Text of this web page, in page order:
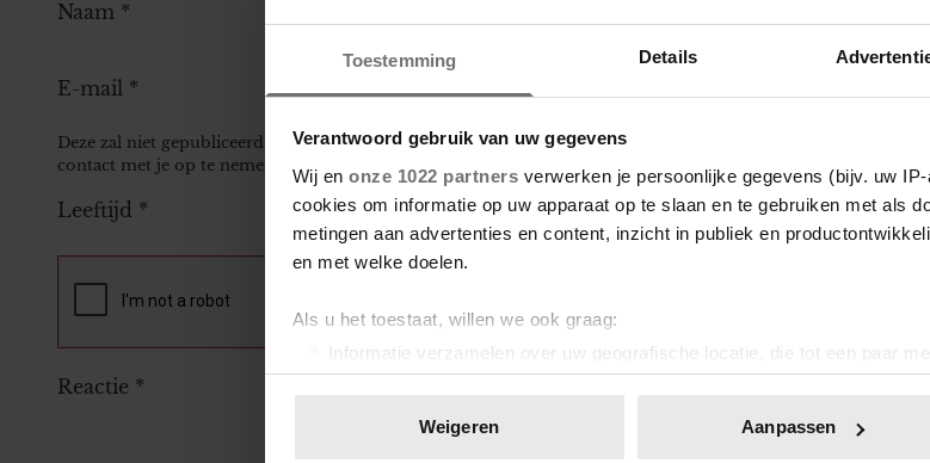
Toestemming Details
Verantwoord gebruik van uw gegevens
Wij en onze 1022 partners verwerken je persoonlijke gegevens (bijv. uw
cookies om informatie op uw apparaat op te slaan en te gebruiken met als
metingen aan advertenties en content, inzicht in publiek en
en met welke doelen.
Als u het toestaat, willen we ook graag:
Informatie verzamelen over uw geografische locatie, die tot een paar
Uw apparaat identificeren door het actief te scannen op specifieke
toestemming op elk moment wijzigen of intrekken in de Cookieverklaring.
Weigeren Aanpassen
Naam *
E-mail *
Deze zal niet gepubliceerd worden bij je reactie, maar kan worden gebruikt door de redactie om
contact met je op te nemen.
Leeftijd *
Reactie *